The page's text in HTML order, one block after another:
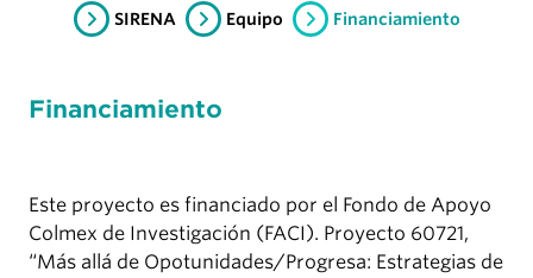
SIRENA Equipo Financiamiento
Financiamiento
Este proyecto es financiado por el Fondo de Apoyo
Colmex de Investigación (FACI). Proyecto 60721,
“Más allá de Opotunidades/Progresa: Estrategias de